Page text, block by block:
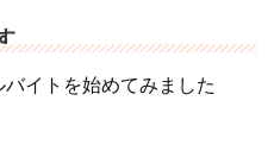
イトを始めてみました